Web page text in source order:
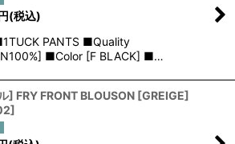
(税込)
PANTS ■Quality
■Color [F BLACK] ■…
] FRY FRONT BLOUSON [GREIGE]
]